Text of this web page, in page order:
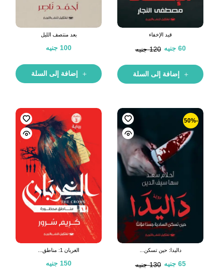
قيد الإخفاء
120 جنيه 60 جنيه
إضافة إلى السلة
بعد منتصف الليل
100 جنيه
إضافة إلى السلة
-50%
داليدا: حين تسكن...
130 جنيه 65 جنيه
الغربان 1: مناطق...
150 جنيه